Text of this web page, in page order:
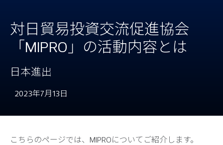
対日貿易投資交流促進協会
「MIPRO」の活動内容とは
日本進出
2023年7月13日
こちらのページでは、MIPROについてご紹介します。